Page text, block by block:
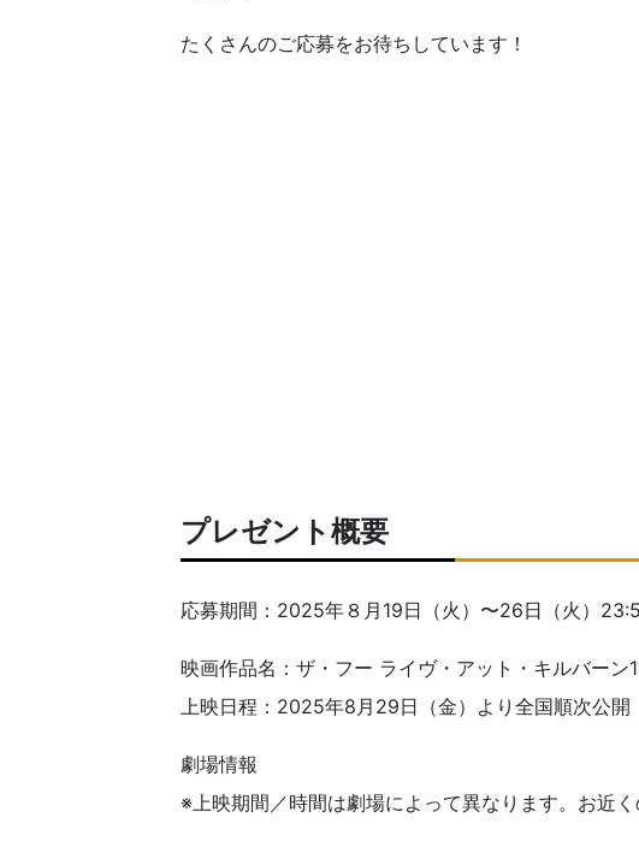
たくさんのご応募をお待ちしています！
プレゼント概要
応募期間：2025年８月19日（火）〜26日（火）
映画作品名：ザ・フー ライヴ・アット・キルバーン
上映日程：2025年8月29日（金）より全国順次公開
劇場情報
※上映期間／時間は劇場によって異なります。お近